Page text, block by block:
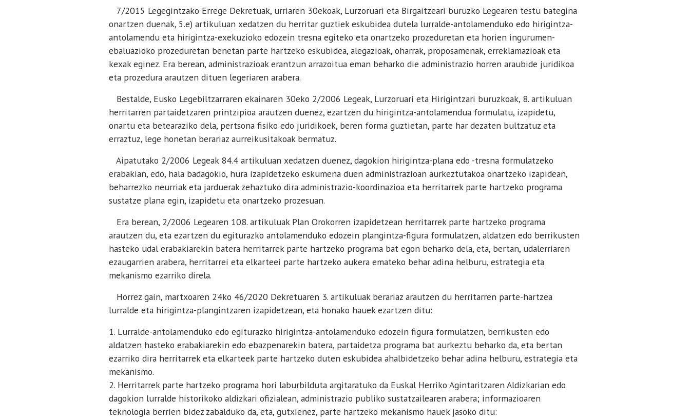
7/2015 Legegintzako Errege Dekretuak, urriaren 30ekoak, Lurzoruari eta Birgaitzeari buruzko Legearen testu bategina
onartzen duenak, 5.e) artikuluan xedatzen du herritar guztiek eskubidea dutela lurralde-antolamenduko edo hirigintza-
antolamendu eta hirigintza-exekuzioko edozein tresna egiteko eta onartzeko prozeduretan eta horien ingurumen-
ebaluazioko prozeduretan benetan parte hartzeko eskubidea, alegazioak, oharrak, proposamenak, erreklamazioak eta
kexak eginez. Era berean, administrazioak erantzun arrazoitua eman beharko die administrazio horren araubide juridikoa
eta prozedura arautzen dituen legeriaren arabera.
Bestalde, Eusko Legebiltzarraren ekainaren 30eko 2/2006 Legeak, Lurzoruari eta Hirigintzari buruzkoak, 8. artikuluan
herritarren partaidetzaren printzipioa arautzen duenez, ezartzen du hirigintza-antolamendua formulatu, izapidetu,
onartu eta betearaziko dela, pertsona fisiko edo juridikoek, beren forma guztietan, parte har dezaten bultzatuz eta
erraztuz, lege honetan berariaz aurreikusitakoak bermatuz.
Aipatutako 2/2006 Legeak 84.4 artikuluan xedatzen duenez, dagokion hirigintza-plana edo -tresna formulatzeko
erabakian, edo, hala badagokio, hura izapidetzeko eskumena duen administrazioan aurkeztutakoa onartzeko izapidean,
beharrezko neurriak eta jarduerak zehaztuko dira administrazio-koordinazioa eta herritarrek parte hartzeko programa
sustatze plana egin, izapidetu eta onartzeko prozesuan.
Era berean, 2/2006 Legearen 108. artikuluak Plan Orokorren izapidetzean herritarrek parte hartzeko programa
arautzen du, eta ezartzen du egiturazko antolamenduko edozein plangintza-figura formulatzen, aldatzen edo berrikusten
hasteko udal erabakiarekin batera herritarrek parte hartzeko programa bat egon beharko dela, eta, bertan, udalerriaren
ezaugarrien arabera, herritarrei eta elkarteei parte hartzeko aukera emateko behar adina helburu, estrategia eta
mekanismo ezarriko direla.
Horrez gain, martxoaren 24ko 46/2020 Dekretuaren 3. artikuluak berariaz arautzen du herritarren parte-hartzea
lurralde eta hirigintza-plangintzaren izapidetzean, eta honako hauek ezartzen ditu:
1. Lurralde-antolamenduko edo egiturazko hirigintza-antolamenduko edozein figura formulatzen, berrikusten edo
aldatzen hasteko erabakiarekin edo ebazpenarekin batera, partaidetza programa bat aurkeztu beharko da, eta bertan
ezarriko dira herritarrek eta elkarteek parte hartzeko duten eskubidea ahalbidetzeko behar adina helburu, estrategia eta
mekanismo.
2. Herritarrek parte hartzeko programa hori laburbilduta argitaratuko da Euskal Herriko Agintaritzaren Aldizkarian edo
dagokion lurralde historikoko aldizkari ofizialean, administrazio publiko sustatzailearen arabera; informazioaren
teknologia berrien bidez zabalduko da, eta, gutxienez, parte hartzeko mekanismo hauek jasoko ditu: